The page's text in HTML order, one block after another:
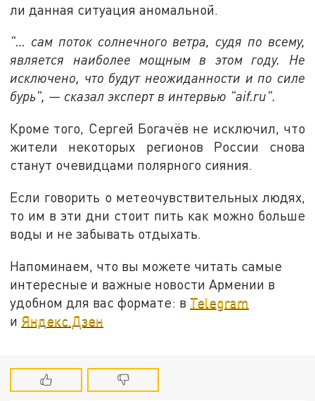
ли данная ситуация аномальной.
"… сам поток солнечного ветра, судя по всему,
является наиболее мощным в этом году. Не
исключено, что будут неожиданности и по силе
бурь", — сказал эксперт в интервью "aif.ru".
Кроме того, Сергей Богачёв не исключил, что
жители некоторых регионов России снова
станут очевидцами полярного сияния.
Если говорить о метеочувствительных людях,
то им в эти дни стоит пить как можно больше
воды и не забывать отдыхать.
Напоминаем, что вы можете читать самые
интересные и важные новости Армении в
удобном для вас формате: в Telegram
и Яндекс.Дзен